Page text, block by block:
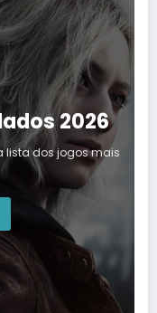
2026
lista dos jogos mais